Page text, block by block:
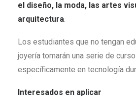
el diseño, la moda, las artes
arquitectura.
Los estudiantes que no tengan
joyería tomarán una serie de
específicamente en tecnología
Interesados en aplicar